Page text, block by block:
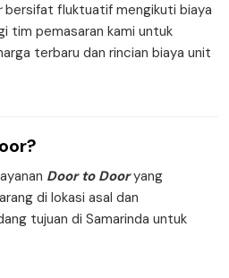
bersifat fluktuatif mengikuti biaya
tim pemasaran kami untuk
terbaru dan rincian biaya unit
?
Door to Dooryang
di lokasi asal dan
tujuan di Samarinda untuk